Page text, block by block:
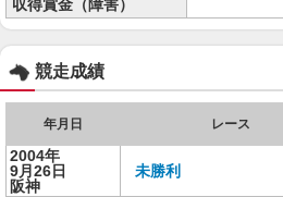
収得賞金（障害）
競走成績
年月日 レース
2004年
9月26日
阪神
未勝利